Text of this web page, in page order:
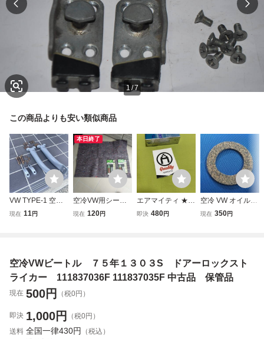
1/7
この商品よりも安い類似商品
VW TYPE-1 空冷
ビートル アクスル
ボールジョイント
サスペンション用
現在 11円
本日終了
空冷VW用シート
張替え用クリップ
現在 120円
エアマイティ ★Q
uality★ ステッ
ンギア AirMighty
即決 480円
空冷 VW オイルフ
ィラー ガスフィラ
カルマンギア タイ
プ3 356
現在 350円
空冷VWビートル ７５年１３０３S ドアーロックスト
ライカー 111837036F 111837035F 中古品 保管品
現在 500円 （税0円）
即決 1,000円
（税0円）
送料 全国一律430円
（税込）